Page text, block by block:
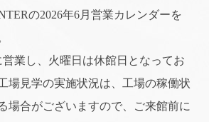
の2026年6月営業カレンダーを
業し、火曜日は休館日となってお
場見学の実施状況は、工場の稼働状
場合がございますので、ご来館前に